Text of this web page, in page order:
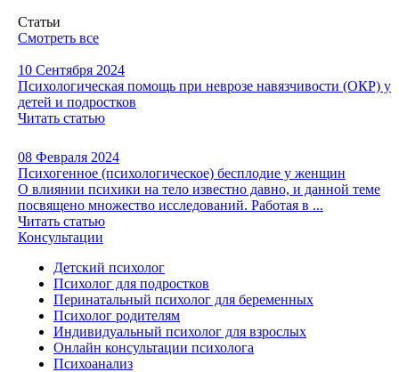
Статьи
Смотреть все
10 Сентября 2024
Психологическая помощь при неврозе навязчивости (ОКР) у
детей и подростков
Читать статью
08 Февраля 2024
Психогенное (психологическое) бесплодие у женщин
О влиянии психики на тело известно давно, и данной теме
посвящено множество исследований. Работая в ...
Читать статью
Консультации
Детский психолог
Психолог для подростков
Перинатальный психолог для беременных
Психолог родителям
Индивидуальный психолог для взрослых
Онлайн консультации психолога
Психоанализ